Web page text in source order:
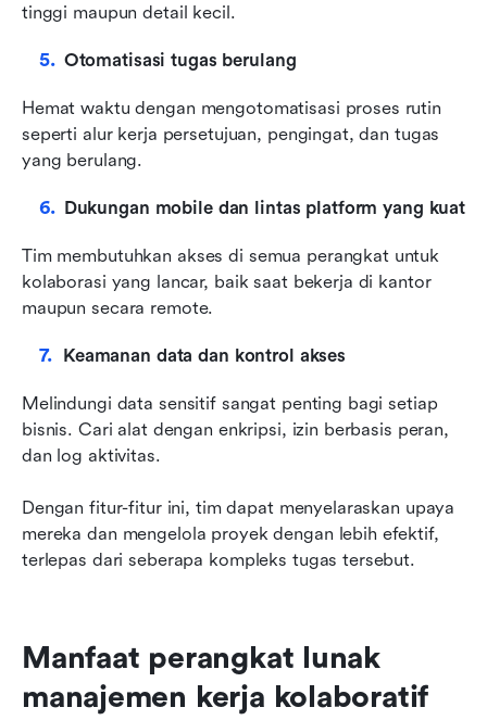
tinggi maupun detail kecil.
Otomatisasi tugas berulang
Hemat waktu dengan mengotomatisasi proses rutin
seperti alur kerja persetujuan, pengingat, dan tugas
yang berulang.
Dukungan mobile dan lintas platform yang kuat
Tim membutuhkan akses di semua perangkat untuk
kolaborasi yang lancar, baik saat bekerja di kantor
maupun secara remote.
Keamanan data dan kontrol akses
Melindungi data sensitif sangat penting bagi setiap
bisnis. Cari alat dengan enkripsi, izin berbasis peran,
dan log aktivitas.
Dengan fitur-fitur ini, tim dapat menyelaraskan upaya
mereka dan mengelola proyek dengan lebih efektif,
terlepas dari seberapa kompleks tugas tersebut.
Manfaat perangkat lunak
manajemen kerja kolaboratif